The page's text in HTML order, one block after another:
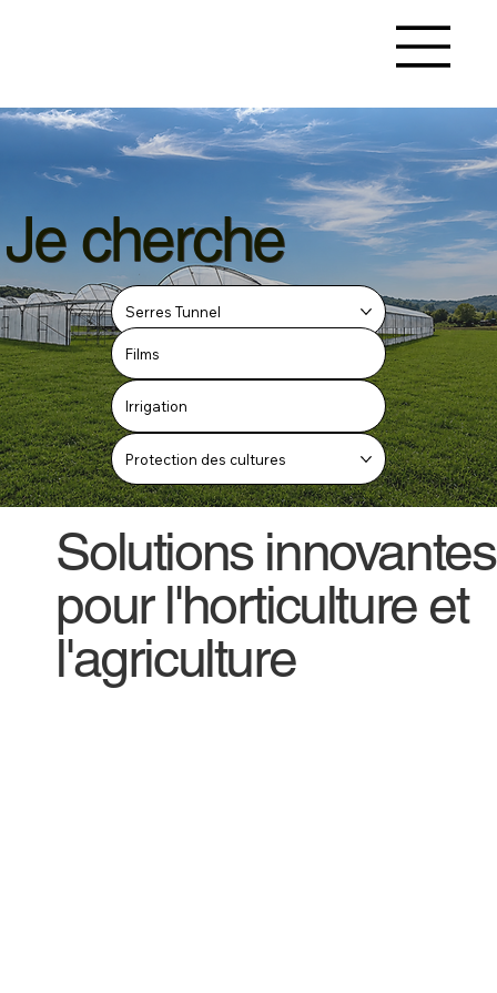
Je cherche
Serres Tunnel
Films
Irrigation
Protection des cultures
Solutions innovantes
pour l'horticulture et
l'agriculture